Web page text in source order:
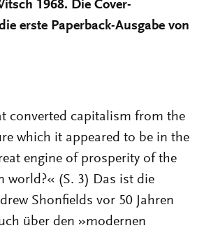
1968. Die Cover-
erste Paperback-Ausgabe von
converted capitalism from the
which it appeared to be in the
engine of prosperity of the
world?« (S. 3) Das ist die
Shonfields vor 50 Jahren
über den »modernen